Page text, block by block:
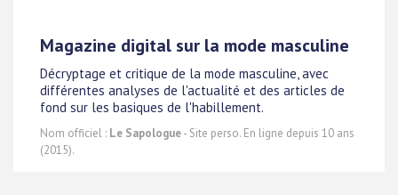
Magazine digital sur la mode masculine
Décryptage et critique de la mode masculine, avec
différentes analyses de l'actualité et des articles de
fond sur les basiques de l'habillement.
Nom officiel : Le Sapologue- Site perso. En ligne depuis 10 ans
(2015).